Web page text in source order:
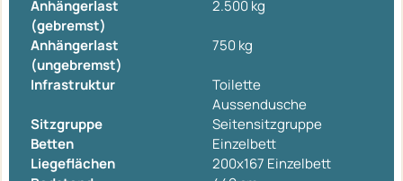
Anhängerlast
(gebremst)
2.500 kg
Anhängerlast
(ungebremst)
750 kg
Infrastruktur
Toilette
Aussendusche
Sitzgruppe
Seitensitzgruppe
Betten
Einzelbett
Liegeflächen
200x167 Einzelbett